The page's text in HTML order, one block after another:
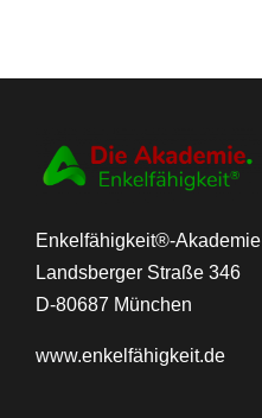
Enkelfähigkeit®-Akademie
Landsberger Straße 346
D-80687 München
www.enkelfähigkeit.de